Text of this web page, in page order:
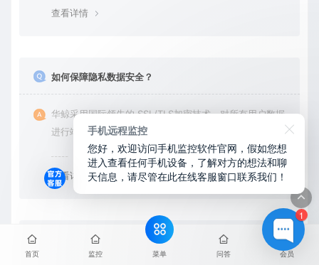
查看详情
如何保障隐私数据安全？
华鲸采用国际领先的 SSL/TLS加密技术，对所有用户数据
进行端到端加密处理。无论是会员账户登录、身份验证还
是云端通信，数据全程加密传输，杜绝第三方访问拦截或
篡改的可能。用户对自己的数据拥有完全的控制权。您可
随时查看、修改或删除账户数据，也可选择终止服务并永
查看详情
需要拿到对方手机安装吗？可以远程安装吗
首页 监控 菜单 问答 会员
1
手机远程监控
您好，欢迎访问手机监控软件官网，假如您想
进入查看任何手机设备，了解对方的想法和聊
天信息，请尽管在此在线客服窗口联系我们！